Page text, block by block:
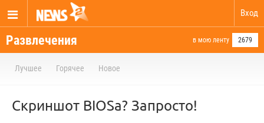
Вход
Развлечения в мою ленту 2679
Лучшее Горячее Новое
Скриншот BIOSа? Запросто!